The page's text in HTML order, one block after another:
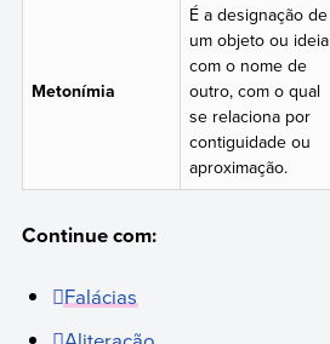
Metonímia
É a designação de
um objeto ou ideia
com o nome de
outro, com o qual
se relaciona por
contiguidade ou
aproximação.
Continue com:
Falácias